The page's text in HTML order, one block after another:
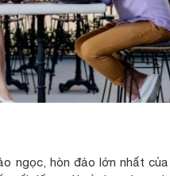
ngọc, hòn đảo lớn nhất